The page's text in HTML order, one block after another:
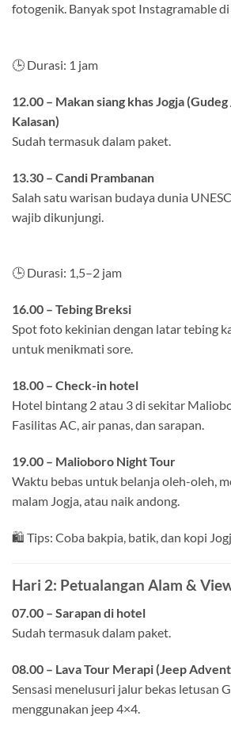
fotogenik. Banyak spot Instagramable
🕒 Durasi: 1 jam
12.00 – Makan siang khas Jogja
Kalasan)
Sudah termasuk dalam paket.
13.30 – Candi Prambanan
Salah satu warisan budaya dunia
wajib dikunjungi.
🕒 Durasi: 1,5–2 jam
16.00 – Tebing Breksi
Spot foto kekinian dengan latar tebing
untuk menikmati sore.
18.00 – Check-in hotel
Hotel bintang 2 atau 3 di sekitar
Fasilitas AC, air panas, dan sarapan.
19.00 – Malioboro Night Tour
Waktu bebas untuk belanja oleh-oleh,
malam Jogja, atau naik andong.
🛍️ Tips: Coba bakpia, batik, dan kopi
Hari 2: Petualangan Alam &
07.00 – Sarapan di hotel
Sudah termasuk dalam paket.
08.00 – Lava Tour Merapi (Jeep
Sensasi menelusuri jalur bekas letusan
menggunakan jeep 4×4.